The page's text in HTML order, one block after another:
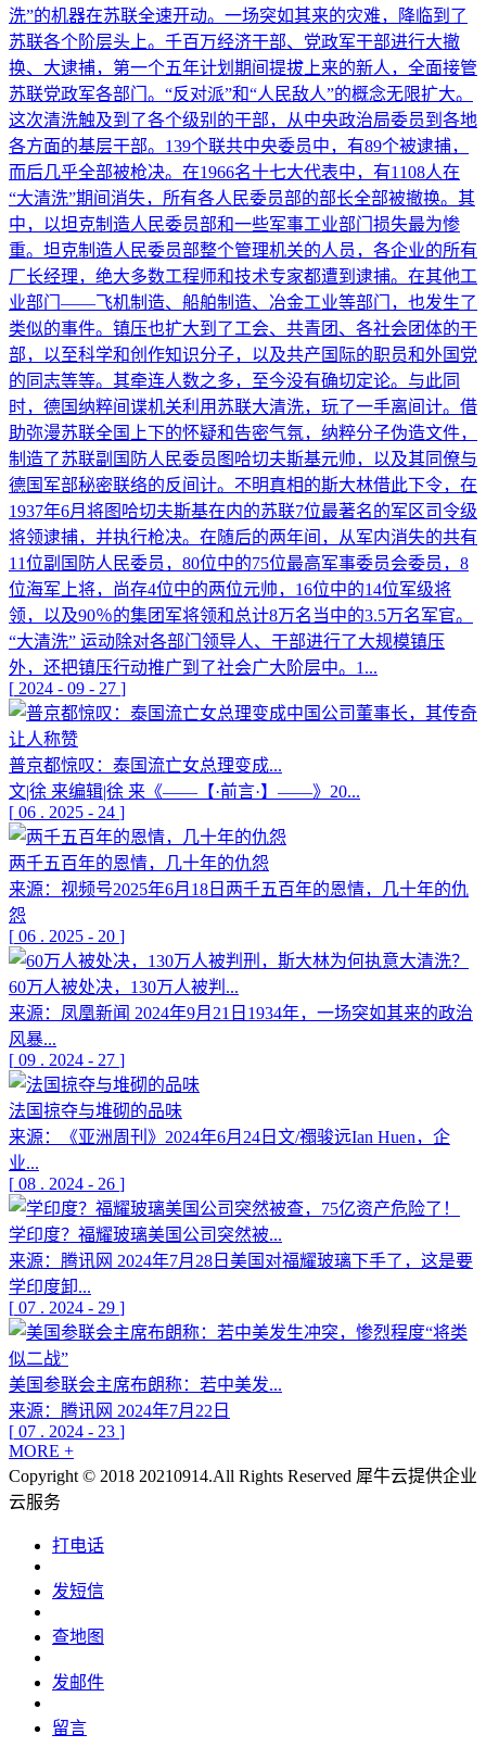
洗”的机器在苏联全速开动。一场突如其来的灾难，降临到了
苏联各个阶层头上。千百万经济干部、党政军干部进行大撤
换、大逮捕，第一个五年计划期间提拔上来的新人，全面接管
苏联党政军各部门。“反对派”和“人民敌人”的概念无限扩大。
这次清洗触及到了各个级别的干部，从中央政治局委员到各地
各方面的基层干部。139个联共中央委员中，有89个被逮捕，
而后几乎全部被枪决。在1966名十七大代表中，有1108人在
“大清洗”期间消失，所有各人民委员部的部长全部被撤换。其
中，以坦克制造人民委员部和一些军事工业部门损失最为惨
重。坦克制造人民委员部整个管理机关的人员，各企业的所有
厂长经理，绝大多数工程师和技术专家都遭到逮捕。在其他工
业部门——飞机制造、船舶制造、冶金工业等部门，也发生了
类似的事件。镇压也扩大到了工会、共青团、各社会团体的干
部，以至科学和创作知识分子，以及共产国际的职员和外国党
的同志等等。其牵连人数之多，至今没有确切定论。与此同
时，德国纳粹间谍机关利用苏联大清洗，玩了一手离间计。借
助弥漫苏联全国上下的怀疑和告密气氛，纳粹分子伪造文件，
制造了苏联副国防人民委员图哈切夫斯基元帅，以及其同僚与
德国军部秘密联络的反间计。不明真相的斯大林借此下令，在
1937年6月将图哈切夫斯基在内的苏联7位最著名的军区司令级
将领逮捕，并执行枪决。在随后的两年间，从军内消失的共有
11位副国防人民委员，80位中的75位最高军事委员会委员，8
位海军上将，尚存4位中的两位元帅，16位中的14位军级将
领，以及90％的集团军将领和总计8万名当中的3.5万名军官。
“大清洗” 运动除对各部门领导人、干部进行了大规模镇压
外，还把镇压行动推广到了社会广大阶层中。1...
[ 2024 - 09 - 27 ]
普京都惊叹：泰国流亡女总理变成...
文|徐 来编辑|徐 来《——【·前言·】——》20...
[ 06 . 2025 - 24 ]
两千五百年的恩情，几十年的仇怨
来源：视频号2025年6月18日两千五百年的恩情，几十年的仇
怨
[ 06 . 2025 - 20 ]
60万人被处决，130万人被判...
来源：凤凰新闻 2024年9月21日1934年，一场突如其来的政治
风暴...
[ 09 . 2024 - 27 ]
法国掠夺与堆砌的品味
来源：《亚洲周刊》2024年6月24日文/禤骏远Ian Huen，企
业...
[ 08 . 2024 - 26 ]
学印度？福耀玻璃美国公司突然被...
来源：腾讯网 2024年7月28日美国对福耀玻璃下手了，这是要
学印度卸...
[ 07 . 2024 - 29 ]
美国参联会主席布朗称：若中美发...
来源：腾讯网 2024年7月22日
[ 07 . 2024 - 23 ]
MORE +
Copyright © 2018 20210914.All Rights Reserved 犀牛云提供企业
云服务
打电话
发短信
查地图
发邮件
留言